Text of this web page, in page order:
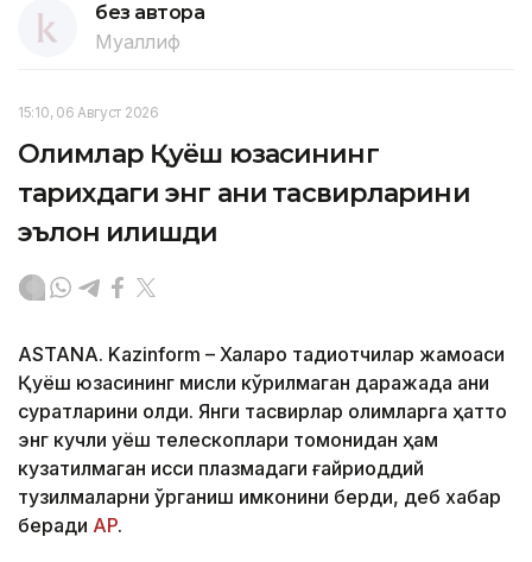
без автора
Муаллиф
15:10, 06 Август 2026
Олимлар Қуёш юзасининг
тарихдаги энг аниқ тасвирларини
эълон қилишди
ASTANА. Kazinform – Халқаро тадқиқотчилар жамоаси
Қуёш юзасининг мисли кўрилмаган даражада аниқ
суратларини олди. Янги тасвирлар олимларга ҳатто
энг кучли қуёш телескоплари томонидан ҳам
кузатилмаган иссиқ плазмадаги ғайриоддий
тузилмаларни ўрганиш имконини берди, деб хабар
беради АP.